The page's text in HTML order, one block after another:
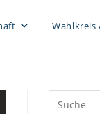
Wahlkreis